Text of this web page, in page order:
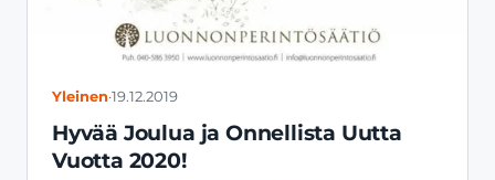
Yleinen·19.12.2019
Hyvää Joulua ja Onnellista Uutta
Vuotta 2020!